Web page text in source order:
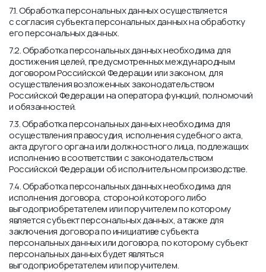
7.1. Обработка персональных данных осуществляется
с согласия субъекта персональных данных на обработку
его персональных данных.
7.2. Обработка персональных данных необходима для
достижения целей, предусмотренных международным
договором Российской Федерации или законом, для
осуществления возложенных законодательством
Российской Федерации на оператора функций, полномочий
и обязанностей.
7.3. Обработка персональных данных необходима для
осуществления правосудия, исполнения судебного акта,
акта другого органа или должностного лица, подлежащих
исполнению в соответствии с законодательством
Российской Федерации об исполнительном производстве.
7.4. Обработка персональных данных необходима для
исполнения договора, стороной которого либо
выгодоприобретателем или поручителем по которому
является субъект персональных данных, а также для
заключения договора по инициативе субъекта
персональных данных или договора, по которому субъект
персональных данных будет являться
выгодоприобретателем или поручителем.